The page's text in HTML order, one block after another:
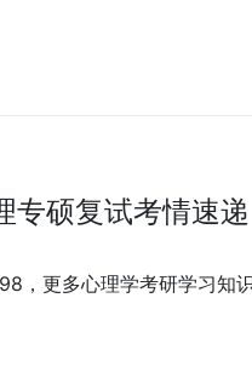
专硕复试考情速递
更多心理学考研学习知识